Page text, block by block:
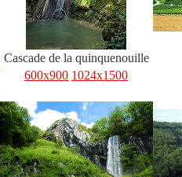
Cascade de la quinquenouille
600x900 1024x1500